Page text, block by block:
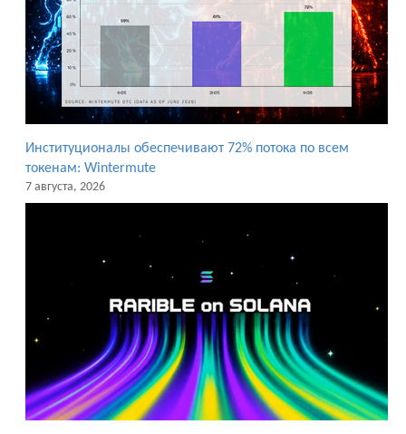
Институционалы обеспечивают 72% потока по всем
токенам: Wintermute
7 августа, 2026